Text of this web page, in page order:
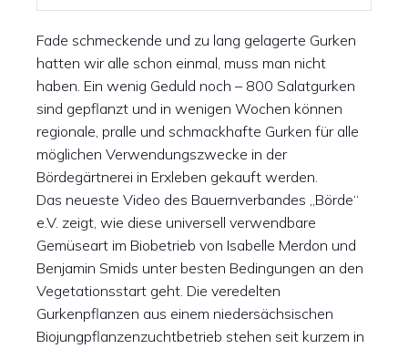
Fade schmeckende und zu lang gelagerte Gurken
hatten wir alle schon einmal, muss man nicht
haben. Ein wenig Geduld noch – 800 Salatgurken
sind gepflanzt und in wenigen Wochen können
regionale, pralle und schmackhafte Gurken für alle
möglichen Verwendungszwecke in der
Bördegärtnerei in Erxleben gekauft werden.
Das neueste Video des Bauernverbandes „Börde“
e.V. zeigt, wie diese universell verwendbare
Gemüseart im Biobetrieb von Isabelle Merdon und
Benjamin Smids unter besten Bedingungen an den
Vegetationsstart geht. Die veredelten
Gurkenpflanzen aus einem niedersächsischen
Biojungpflanzenzuchtbetrieb stehen seit kurzem in